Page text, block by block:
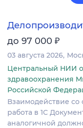
до 97 000 ₽
03 августа 2026
Центральный НИИ
здравоохранения
Российской
Взаимодействие
работа в 1С
аналогичной